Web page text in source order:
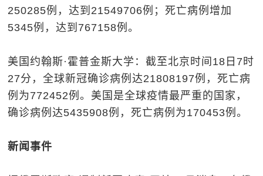
250285例，达到21549706例；死亡病例增加
5345例，达到767158例。
美国约翰斯·霍普金斯大学：截至北京时间18日7时
27分，全球新冠确诊病例达21808197例，死亡病
例为772452例。美国是全球疫情最严重的国家，
确诊病例达5435908例，死亡病例为170453例。
新闻事件